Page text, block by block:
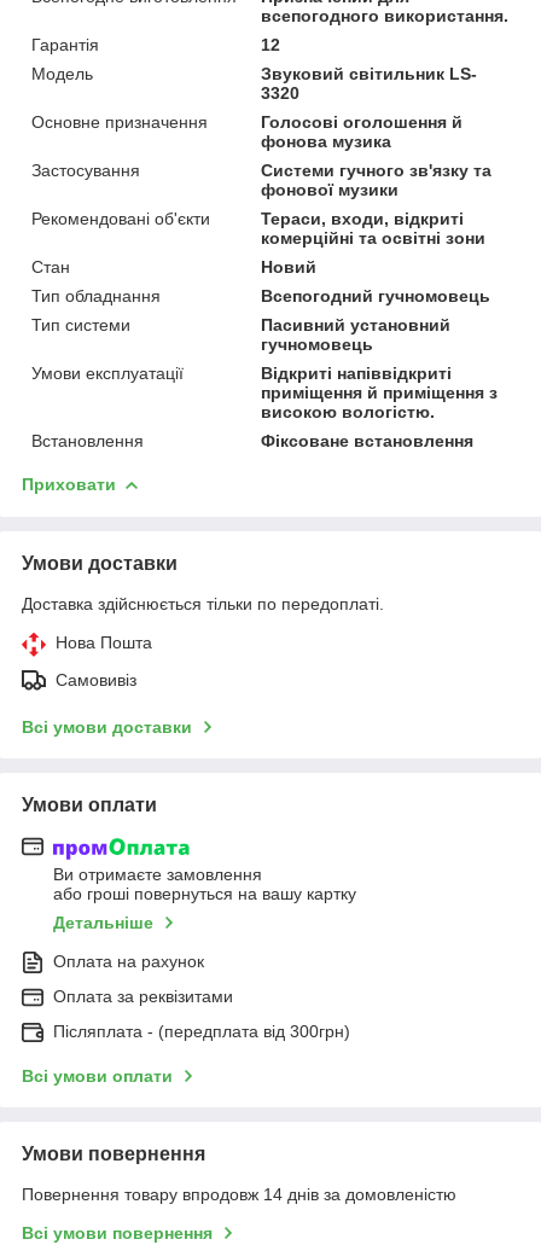
всепогодного використання.
Гарантія
12
Мoдель
Звуковий світильник LS-
3320
Основне призначення
Голосові оголошення й
фонова музика
Застосування
Системи гучного зв'язку та
фонової музики
Рекомендовані об'єкти
Тераси, входи, відкриті
комерційні та освітні зони
Стан
Новий
Тип обладнання
Всепогодний гучномовець
Тип системи
Пасивний установний
гучномовець
Умови експлуатації
Відкриті напіввідкриті
приміщення й приміщення з
високою вологістю.
Встановлення
Фіксоване встановлення
Приховати
Умови доставки
Доставка здійснюється тільки по передоплаті.
Нова Пошта
Самовивіз
Всі умови доставки
Умови оплати
Ви отримаєте замовлення
або гроші повернуться на вашу картку
Детальніше
Оплата на рахунок
Оплата за реквізитами
Післяплата - (передплата від 300грн)
Всі умови оплати
Умови повернення
Повернення товару впродовж 14 днів за домовленістю
Всі умови повернення